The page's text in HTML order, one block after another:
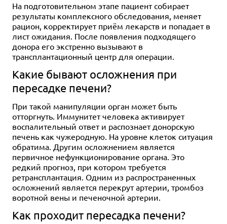
На подготовительном этапе пациент собирает
результаты комплексного обследования, меняет
рацион, корректирует приём лекарств и попадает в
лист ожидания. После появления подходящего
донора его экстренно вызывают в
трансплантационный центр для операции.
Какие бывают осложнения при
пересадке печени?
При такой манипуляции орган может быть
отторгнуть. Иммунитет человека активирует
воспалительный ответ и распознает донорскую
печень как чужеродную. На уровне клеток ситуация
обратима. Другим осложнением является
первичное нефункционирование органа. Это
редкий прогноз, при котором требуется
ретрансплантация. Одним из распространенных
осложнений является перекрут артерии, тромбоз
воротной вены и печеночной артерии.
Как проходит пересадка печени?